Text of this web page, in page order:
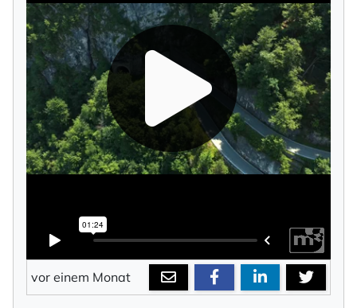
vor einem Monat